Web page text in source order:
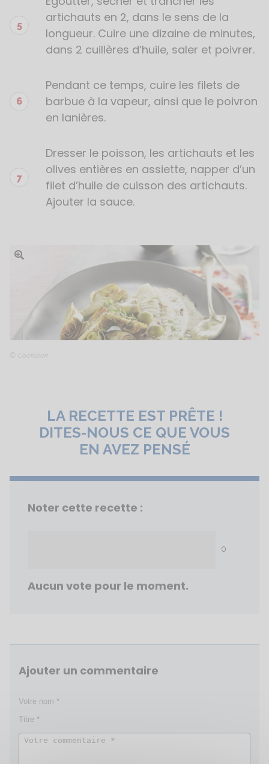
artichauts en 2, dans le sens de la
longueur. Cuire une dizaine de minutes,
dans 2 cuillères d’huile, saler et poivrer.
Pendant ce temps, cuire les filets de
barbue à la vapeur, ainsi que le poivron
en lanières.
Dresser le poisson, les artichauts et les
olives entières en assiette, napper d’un
filet d’huile de cuisson des artichauts.
Ajouter la sauce.
Ouvrir l'image
© Cooklook
LA RECETTE EST PRÊTE !
DITES-NOUS CE QUE VOUS
EN AVEZ PENSÉ
Noter cette recette :
0
Aucun vote pour le moment.
Ajouter un commentaire